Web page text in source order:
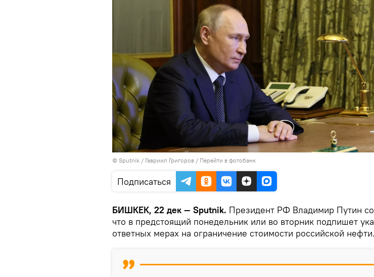
© Sputnik / Гавриил Григоров / Перейти в фотобанк
Подписаться
БИШКЕК, 22 дек — Sputnik. Президент РФ Владимир Путин
что в предстоящий понедельник или во вторник подпишет
ответных мерах на ограничение стоимости российской нефти.